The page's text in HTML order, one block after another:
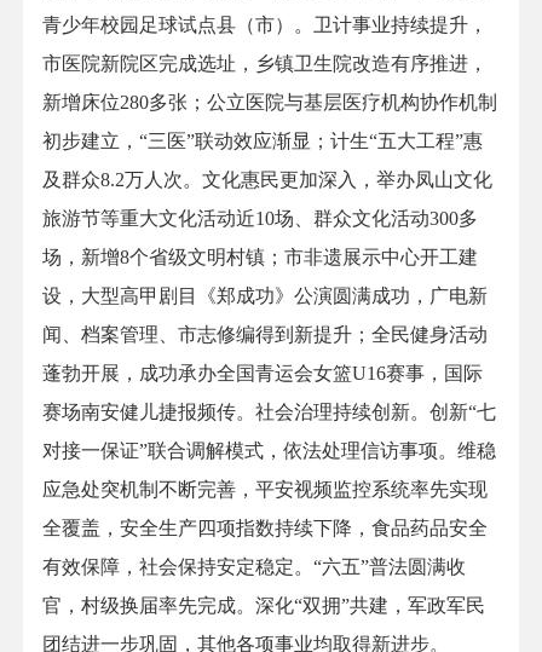
青少年校园足球试点县（市）。卫计事业持续提升，
市医院新院区完成选址，乡镇卫生院改造有序推进，
新增床位280多张；公立医院与基层医疗机构协作机制
初步建立，“三医”联动效应渐显；计生“五大工程”惠
及群众8.2万人次。文化惠民更加深入，举办凤山文化
旅游节等重大文化活动近10场、群众文化活动300多
场，新增8个省级文明村镇；市非遗展示中心开工建
设，大型高甲剧目《郑成功》公演圆满成功，广电新
闻、档案管理、市志修编得到新提升；全民健身活动
蓬勃开展，成功承办全国青运会女篮U16赛事，国际
赛场南安健儿捷报频传。社会治理持续创新。创新“七
对接一保证”联合调解模式，依法处理信访事项。维稳
应急处突机制不断完善，平安视频监控系统率先实现
全覆盖，安全生产四项指数持续下降，食品药品安全
有效保障，社会保持安定稳定。“六五”普法圆满收
官，村级换届率先完成。深化“双拥”共建，军政军民
团结进一步巩固，其他各项事业均取得新进步。